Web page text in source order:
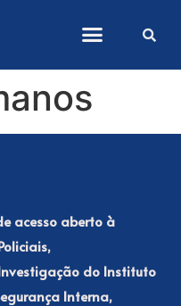
acesso aberto à
do Instituto
Interna,